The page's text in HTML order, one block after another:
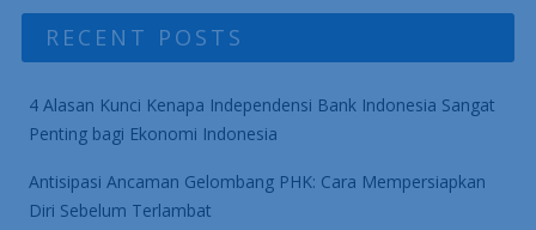
RECENT POSTS
4 Alasan Kunci Kenapa Independensi Bank Indonesia Sangat
Penting bagi Ekonomi Indonesia
Antisipasi Ancaman Gelombang PHK: Cara Mempersiapkan
Diri Sebelum Terlambat